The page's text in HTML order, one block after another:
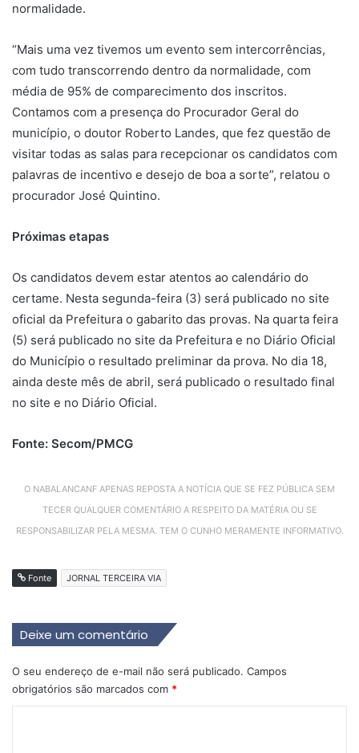
normalidade.
“Mais uma vez tivemos um evento sem intercorrências,
com tudo transcorrendo dentro da normalidade, com
média de 95% de comparecimento dos inscritos.
Contamos com a presença do Procurador Geral do
município, o doutor Roberto Landes, que fez questão de
visitar todas as salas para recepcionar os candidatos com
palavras de incentivo e desejo de boa a sorte”, relatou o
procurador José Quintino.
Próximas etapas
Os candidatos devem estar atentos ao calendário do
certame. Nesta segunda-feira (3) será publicado no site
oficial da Prefeitura o gabarito das provas. Na quarta feira
(5) será publicado no site da Prefeitura e no Diário Oficial
do Município o resultado preliminar da prova. No dia 18,
ainda deste mês de abril, será publicado o resultado final
no site e no Diário Oficial.
Fonte: Secom/PMCG
O NABALANCANF APENAS REPOSTA A NOTÍCIA QUE SE FEZ PÚBLICA SEM
TECER QUALQUER COMENTÁRIO A RESPEITO DA MATÉRIA OU SE
RESPONSABILIZAR PELA MESMA. TEM O CUNHO MERAMENTE INFORMATIVO.
Fonte JORNAL TERCEIRA VIA
Deixe um comentário
O seu endereço de e-mail não será publicado. Campos
obrigatórios são marcados com *